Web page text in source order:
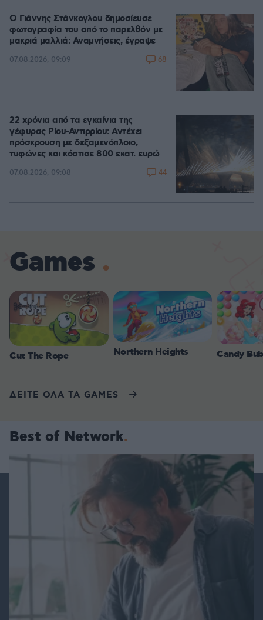
Ο Γιάννης Στάνκογλου δημοσίευσε
φωτογραφία του από το παρελθόν με
μακριά μαλλιά: Αναμνήσεις, έγραψε
07.08.2026, 09:09 68
22 χρόνια από τα εγκαίνια της
γέφυρας Ρίου-Αντιρρίου: Αντέχει
πρόσκρουση με δεξαμενόπλοιο,
τυφώνες και κόστισε 800 εκατ. ευρώ
07.08.2026, 09:08 44
Games
Cut The Rope Northern Heights Candy
ΔΕΙΤΕ ΟΛΑ ΤΑ GAMES
Best of Network